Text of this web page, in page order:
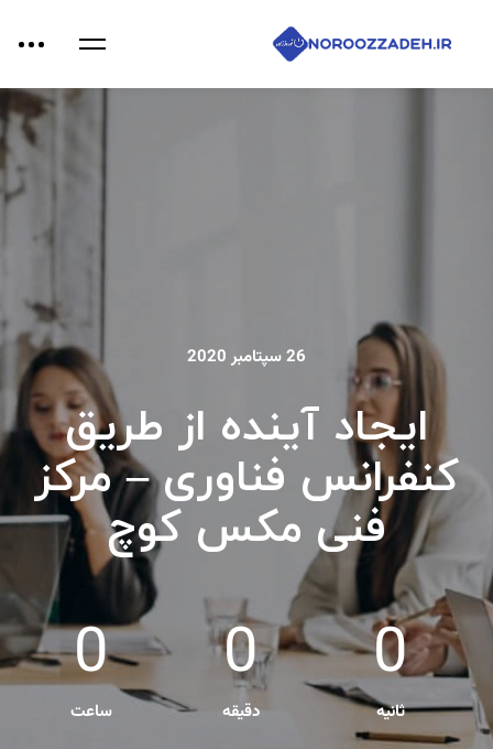
26 سپتامبر 2020
ایجاد آینده از طریق
کنفرانس فناوری – مرکز
فنی مکس کوچ
0
ساعت
0
دقیقه
0
ثانیه